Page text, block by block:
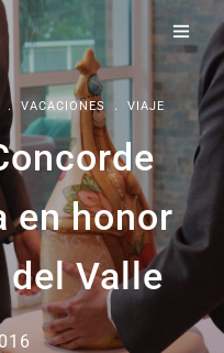
. VACACIONES . VIAJE
en honor
del Valle